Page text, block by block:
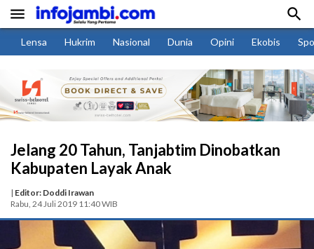
 
Lensa Hukrim Nasional Dunia Opini Ekobis
Jelang 20 Tahun, Tanjabtim Dinobatkan
Kabupaten Layak Anak
| Editor: Doddi Irawan
Rabu, 24 Juli 2019 11:40 WIB